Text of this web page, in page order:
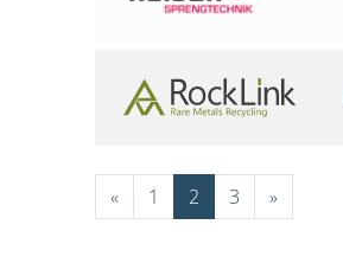
« 1 2 3 »